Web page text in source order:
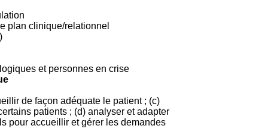
plan clinique/relationnel
et personnes en crise
de façon adéquate le patient ; (c)
patients ; (d) analyser et adapter
pour accueillir et gérer les demandes